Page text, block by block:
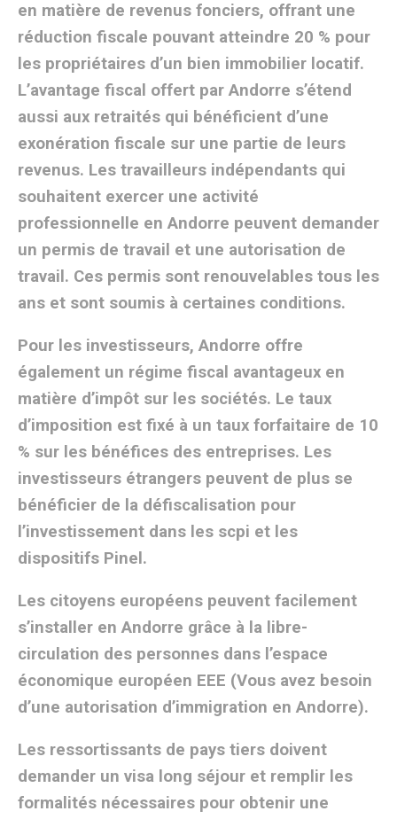
en matière de revenus fonciers, offrant une
réduction fiscale pouvant atteindre 20 % pour
les propriétaires d’un bien immobilier locatif.
L’avantage fiscal offert par Andorre s’étend
aussi aux retraités qui bénéficient d’une
exonération fiscale sur une partie de leurs
revenus. Les travailleurs indépendants qui
souhaitent exercer une activité
professionnelle en Andorre peuvent demander
un permis de travail et une autorisation de
travail. Ces permis sont renouvelables tous les
ans et sont soumis à certaines conditions.
Pour les investisseurs, Andorre offre
également un régime fiscal avantageux en
matière d’impôt sur les sociétés. Le taux
d’imposition est fixé à un taux forfaitaire de 10
% sur les bénéfices des entreprises. Les
investisseurs étrangers peuvent de plus se
bénéficier de la défiscalisation pour
l’investissement dans les scpi et les
dispositifs Pinel.
Les citoyens européens peuvent facilement
s’installer en Andorre grâce à la libre-
circulation des personnes dans l’espace
économique européen EEE (Vous avez besoin
d’une autorisation d’immigration en Andorre).
Les ressortissants de pays tiers doivent
demander un visa long séjour et remplir les
formalités nécessaires pour obtenir une